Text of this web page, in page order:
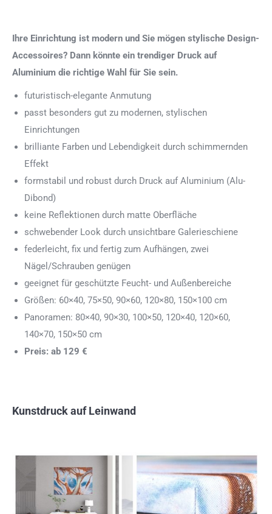
Ihre Einrichtung ist modern und Sie mögen stylische Design-
Accessoires? Dann könnte ein trendiger Druck auf
Aluminium die richtige Wahl für Sie sein.
futuristisch-elegante Anmutung
passt besonders gut zu modernen, stylischen
Einrichtungen
brilliante Farben und Lebendigkeit durch schimmernden
Effekt
formstabil und robust durch Druck auf Aluminium (Alu-
Dibond)
keine Reflektionen durch matte Oberfläche
schwebender Look durch unsichtbare Galerieschiene
federleicht, fix und fertig zum Aufhängen, zwei
Nägel/Schrauben genügen
geeignet für geschützte Feucht- und Außenbereiche
Größen: 60×40, 75×50, 90×60, 120×80, 150×100 cm
Panoramen: 80×40, 90×30, 100×50, 120×40, 120×60,
140×70, 150×50 cm
Preis: ab 129 €
Kunstdruck auf Leinwand